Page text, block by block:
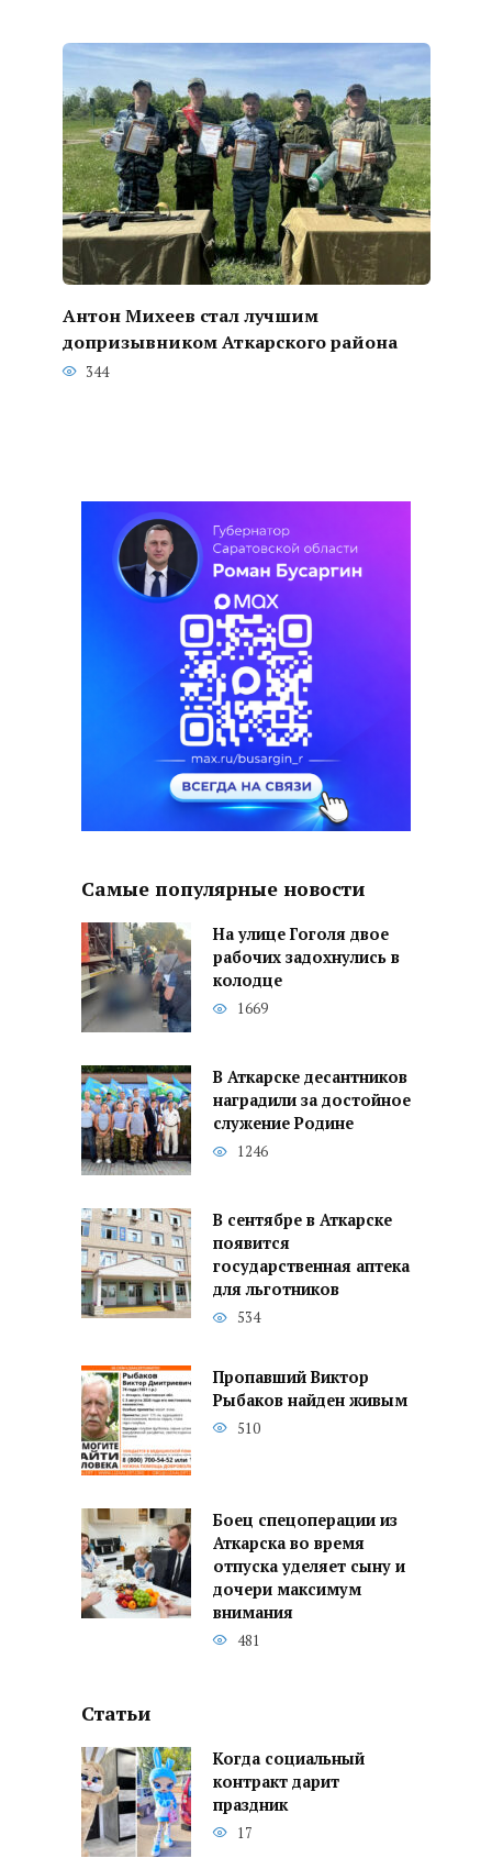
Антон Михеев стал лучшим
допризывником Аткарского района
344
Самые популярные новости
На улице Гоголя двое
рабочих задохнулись в
колодце
1669
В Аткарске десантников
наградили за достойное
служение Родине
1246
В сентябре в Аткарске
появится
государственная аптека
для льготников
534
Пропавший Виктор
Рыбаков найден живым
510
Боец спецоперации из
Аткарска во время
отпуска уделяет сыну и
дочери максимум
внимания
481
Статьи
Когда социальный
контракт дарит
праздник
17